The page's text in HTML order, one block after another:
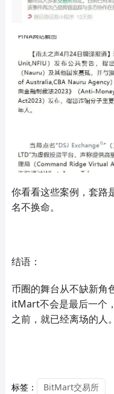
你看看这些案例，套路
名不换命。
结语：
币圈的舞台从不缺新角
itMart不会是最后一个
之前，就已经离场的人。
标签： BitMart交易所